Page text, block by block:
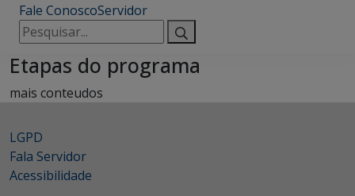
Fale ConoscoServidor
Pesquisar
por:
Etapas do programa
mais conteudos
LGPD
Fala Servidor
Acessibilidade